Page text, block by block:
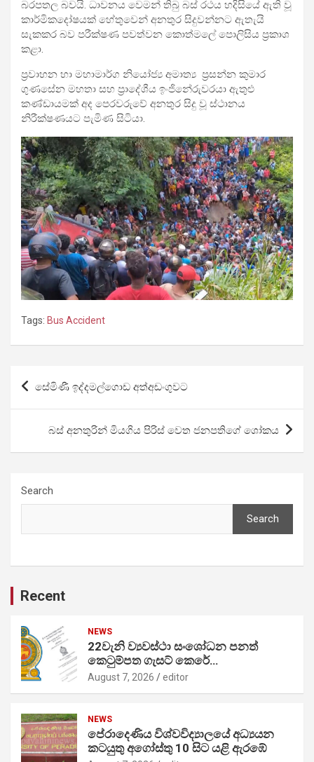
බරපතල බවයි. ධාවනය වෙමන් තිබු බස් රථය හදිසියේ ඇති වූ
කාර්මිකදෝෂයක් හේතුවෙන් අනතුර සිදුවන්නට ඇතැයි
සැකකර බව පරීක්ෂණ පවත්වන කොත්මලේ පොලිසිය ප්‍රකාශ
කළා.
ප්‍රවාහන හා මහාමාර්ග නියෝජ්‍ය අමාත්‍ය ප්‍රසන්න කුමාර
ගුණසේන මහතා සහ ප්‍රාදේශීය ඉංජිනේරුවරයා ඇතුළු
කණ්ඩායමක් අද පෙරවරුවේ අනතුර සිදු වූ ස්ථානය
නිරීක්ෂණයට පැමිණ සිටියා.
Tags: Bus Accident
Post
navigation
සේමිණී ඉද්දමල්ගොඩ අත්අඩංගුවට
බස් අනතුරින් මියගිය පිරිස් වෙත ජනපතිගේ ශෝකය
Search
Search
Recent
NEWS
22වැනි ව්‍යවස්ථා සංශෝධන පනත්
කෙටුම්පත ගැසට් කෙරේ…
August 7, 2026 editor
NEWS
පේරාදෙණිය විශ්වවිද්‍යාලයේ අධ්‍යයන
කටයුතු අගෝස්තු 10 සිට යළි ඇරඹේ